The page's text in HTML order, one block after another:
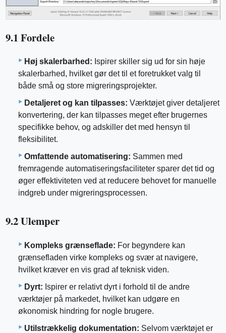
9.1 Fordele
Høj skalerbarhed: Ispirer skiller sig ud for sin høje
skalerbarhed, hvilket gør det til et foretrukket valg til
både små og store migreringsprojekter.
Detaljeret og kan tilpasses: Værktøjet giver detaljeret
konvertering, der kan tilpasses meget efter brugernes
specifikke behov, og adskiller det med hensyn til
fleksibilitet.
Omfattende automatisering: Sammen med
fremragende automatiseringsfaciliteter sparer det tid og
øger effektiviteten ved at reducere behovet for manuelle
indgreb under migreringsprocessen.
9.2 Ulemper
Kompleks grænseflade: For begyndere kan
grænsefladen virke kompleks og svær at navigere,
hvilket kræver en vis grad af teknisk viden.
Dyrt: Ispirer er relativt dyrt i forhold til de andre
værktøjer på markedet, hvilket kan udgøre en
økonomisk hindring for nogle brugere.
Utilstrækkelig dokumentation: Selvom værktøjet er